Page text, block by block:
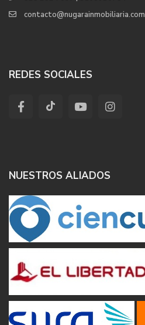
contacto@nugarainmobiliaria.com
REDES SOCIALES
NUESTROS ALIADOS